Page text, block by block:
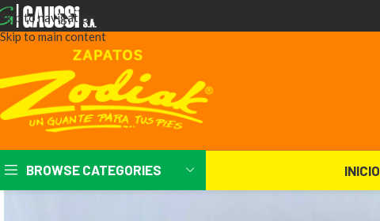
Skip to navigation
Skip to main content
BROWSE CATEGORIES INICIO